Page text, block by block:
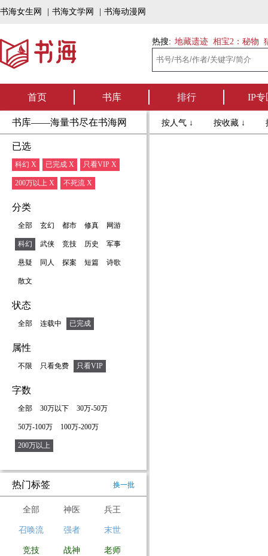
书海女生网 书海文学网 书海动漫网
热搜: 地藏遗迹 相宝2：秘物
首页 书库 排行 IP专
书库——海量书尽在书海网
已选
科幻 X 已完成 X 只看VIP X
200万以上 X 不死流 X
分类
全部 玄幻 都市 修真 网游
科幻 武侠 竞技 历史 军事
悬疑 同人 探案 短篇 诗歌
散文
状态
全部 连载中 已完成
属性
不限 只看免费 只看VIP
字数
全部 30万以下 30万-50万
50万-100万 100万-200万
200万以上
热门标签 换一批
全部 神医 兵王
召唤流 强者 末世
竞技 战神 老师
按人气 ↓ 按收藏 ↓